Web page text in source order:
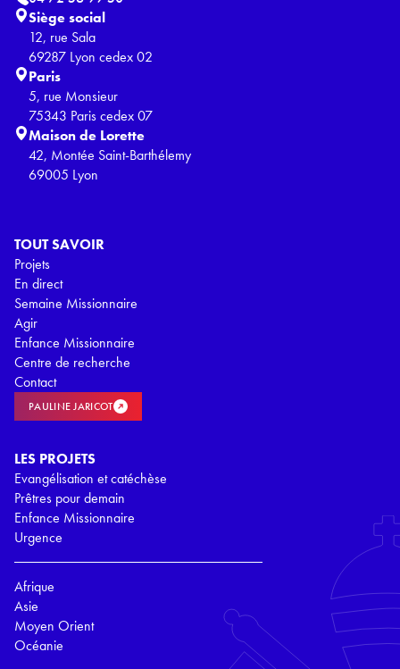
TOUT SAVOIR
Projets
En direct
Semaine Missionnaire
Agir
Enfance Missionnaire
Centre de recherche
Contact
PAULINE JARICOT
LES PROJETS
Evangélisation et catéchèse
Prêtres pour demain
Enfance Missionnaire
Urgence
Afrique
Asie
Moyen Orient
Océanie
Siège social
12, rue Sala
69287 Lyon cedex 02
Paris
5, rue Monsieur
75343 Paris cedex 07
Maison de Lorette
42, Montée Saint-Barthélemy
69005 Lyon